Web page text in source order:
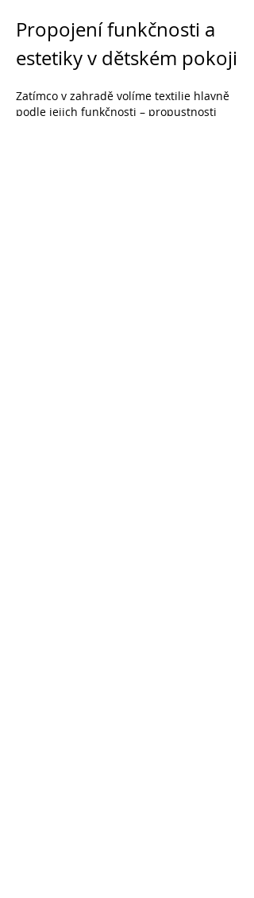
Propojení funkčnosti a
estetiky v dětském pokoji
Zatímco v zahradě volíme textilie hlavně
podle jejich funkčnosti – propustnosti